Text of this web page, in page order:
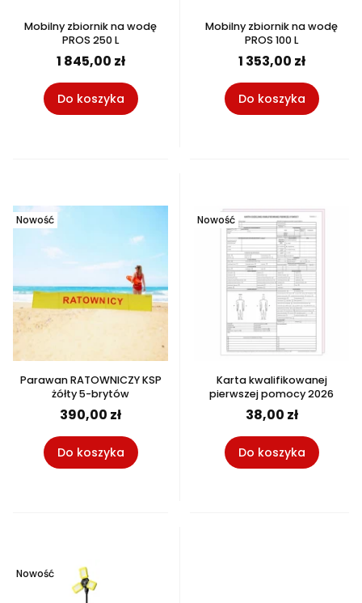
Mobilny zbiornik na wodę
PROS 250 L
1 845,00 zł
Do koszyka
Mobilny zbiornik na wodę
PROS 100 L
1 353,00 zł
Do koszyka
Nowość
Parawan RATOWNICZY KSP
żółty 5-brytów
390,00 zł
Do koszyka
Nowość
Karta kwalifikowanej
pierwszej pomocy 2026
38,00 zł
Do koszyka
Nowość